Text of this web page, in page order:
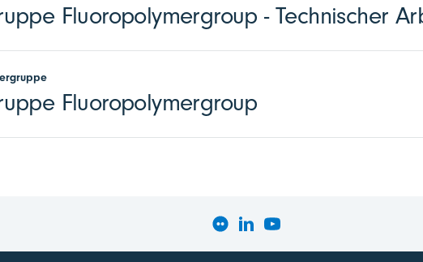
Fluoropolymergroup - Technischer
Fluoropolymergroup